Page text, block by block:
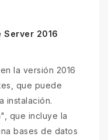
Server 2016
la versión 2016
que puede
instalación.
que incluye la
bases de datos